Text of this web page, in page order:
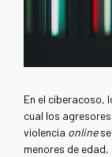
En el ciberacoso,
cual los
violencia onlinese
menores de